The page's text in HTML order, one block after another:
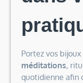
Portez vos
méditations,
quotidienne afin